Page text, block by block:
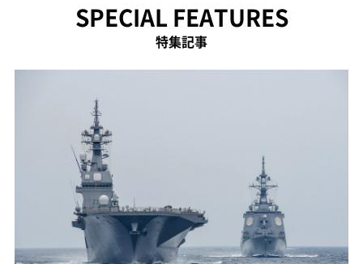
SPECIAL FEATURES
特集記事